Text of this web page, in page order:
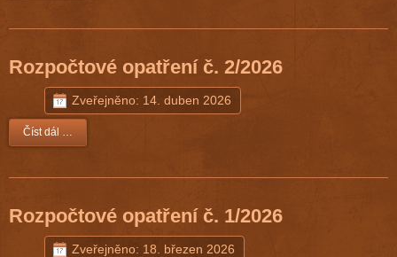
Rozpočtové opatření č. 2/2026
Zveřejněno: 14. duben 2026
Číst dál …
Rozpočtové opatření č. 1/2026
Zveřejněno: 18. březen 2026